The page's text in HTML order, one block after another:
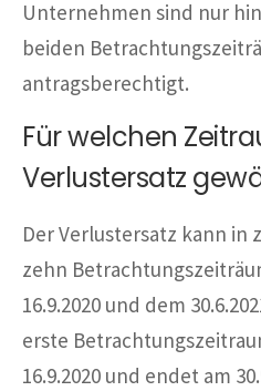
Unternehmen sind nur
beiden
antragsberechtigt.
Für welchen
Verlustersatz
Der Verlustersatz kann in
zehn
16.9.2020 und dem
erste
16.9.2020 und endet am